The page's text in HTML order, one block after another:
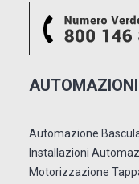
AUTOMAZIONI
Automazione
Installazioni
Motorizzazione